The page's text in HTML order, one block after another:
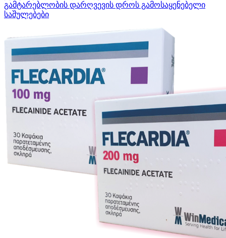
გამტარებლობის დარღვევის დროს გამოსაყენებელი
საშულებები